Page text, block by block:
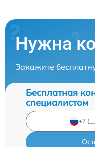
Нужна
Закажите
Бесплатная
специалистом